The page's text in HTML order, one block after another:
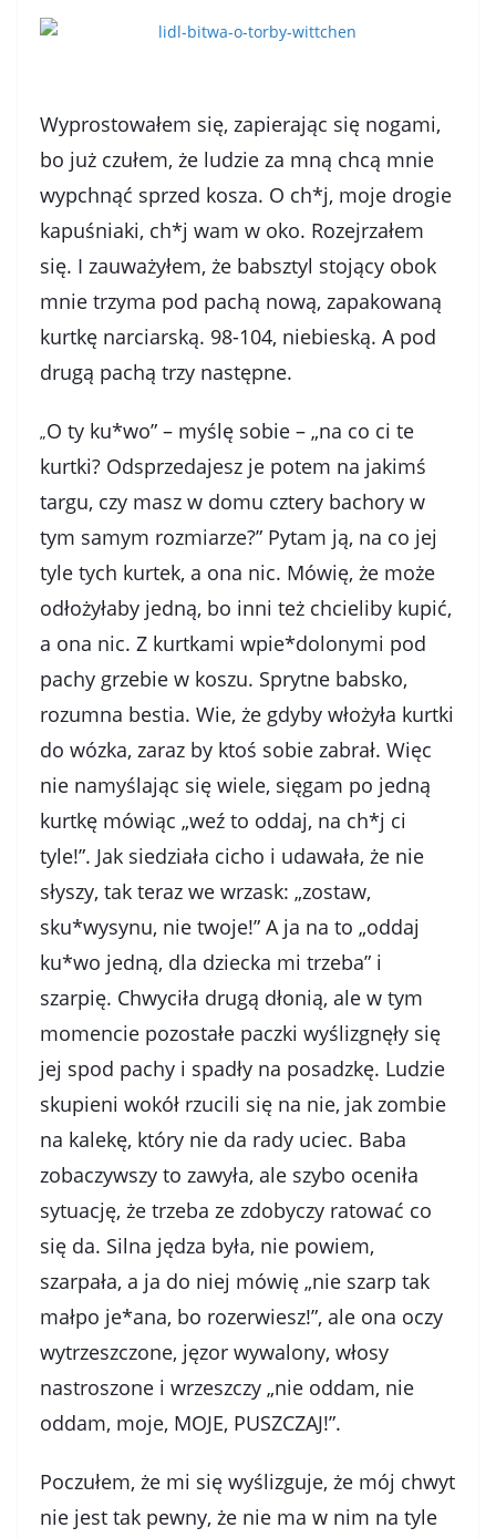
Wyprostowałem się, zapierając się nogami,
bo już czułem, że ludzie za mną chcą mnie
wypchnąć sprzed kosza. O ch*j, moje drogie
kapuśniaki, ch*j wam w oko. Rozejrzałem
się. I zauważyłem, że babsztyl stojący obok
mnie trzyma pod pachą nową, zapakowaną
kurtkę narciarską. 98-104, niebieską. A pod
drugą pachą trzy następne.
„O ty ku*wo” – myślę sobie – „na co ci te
kurtki? Odsprzedajesz je potem na jakimś
targu, czy masz w domu cztery bachory w
tym samym rozmiarze?” Pytam ją, na co jej
tyle tych kurtek, a ona nic. Mówię, że może
odłożyłaby jedną, bo inni też chcieliby kupić,
a ona nic. Z kurtkami wpie*dolonymi pod
pachy grzebie w koszu. Sprytne babsko,
rozumna bestia. Wie, że gdyby włożyła kurtki
do wózka, zaraz by ktoś sobie zabrał. Więc
nie namyślając się wiele, sięgam po jedną
kurtkę mówiąc „weź to oddaj, na ch*j ci
tyle!”. Jak siedziała cicho i udawała, że nie
słyszy, tak teraz we wrzask: „zostaw,
sku*wysynu, nie twoje!” A ja na to „oddaj
ku*wo jedną, dla dziecka mi trzeba” i
szarpię. Chwyciła drugą dłonią, ale w tym
momencie pozostałe paczki wyślizgnęły się
jej spod pachy i spadły na posadzkę. Ludzie
skupieni wokół rzucili się na nie, jak zombie
na kalekę, który nie da rady uciec. Baba
zobaczywszy to zawyła, ale szybo oceniła
sytuację, że trzeba ze zdobyczy ratować co
się da. Silna jędza była, nie powiem,
szarpała, a ja do niej mówię „nie szarp tak
małpo je*ana, bo rozerwiesz!”, ale ona oczy
wytrzeszczone, jęzor wywalony, włosy
nastroszone i wrzeszczy „nie oddam, nie
oddam, moje, MOJE, PUSZCZAJ!”.
Poczułem, że mi się wyślizguje, że mój chwyt
nie jest tak pewny, że nie ma w nim na tyle